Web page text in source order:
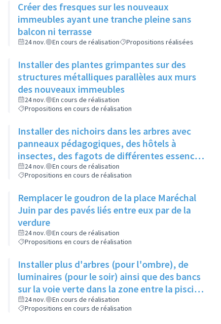
Créer des fresques sur les nouveaux
immeubles ayant une tranche pleine sans
balcon ni terrasse
24 nov. En cours de réalisation Propositions réalisées
Installer des plantes grimpantes sur des
structures métalliques parallèles aux murs
des nouveaux immeubles
24 nov.
En cours de réalisation
Propositions en cours de réalisation
Installer des nichoirs dans les arbres avec
panneaux pédagogiques, des hôtels à
insectes, des fagots de différentes essences
pour stimuler la biodiversité sur la place du
Château à la Roue
24 nov.
En cours de réalisation
Propositions en cours de réalisation
Remplacer le goudron de la place Maréchal
Juin par des pavés liés entre eux par de la
verdure
24 nov.
En cours de réalisation
Propositions en cours de réalisation
Installer plus d'arbres (pour l'ombre), de
luminaires (pour le soir) ainsi que des bancs
sur la voie verte dans la zone entre la piscine
et la rue de l'Industrie
24 nov.
En cours de réalisation
Propositions en cours de réalisation